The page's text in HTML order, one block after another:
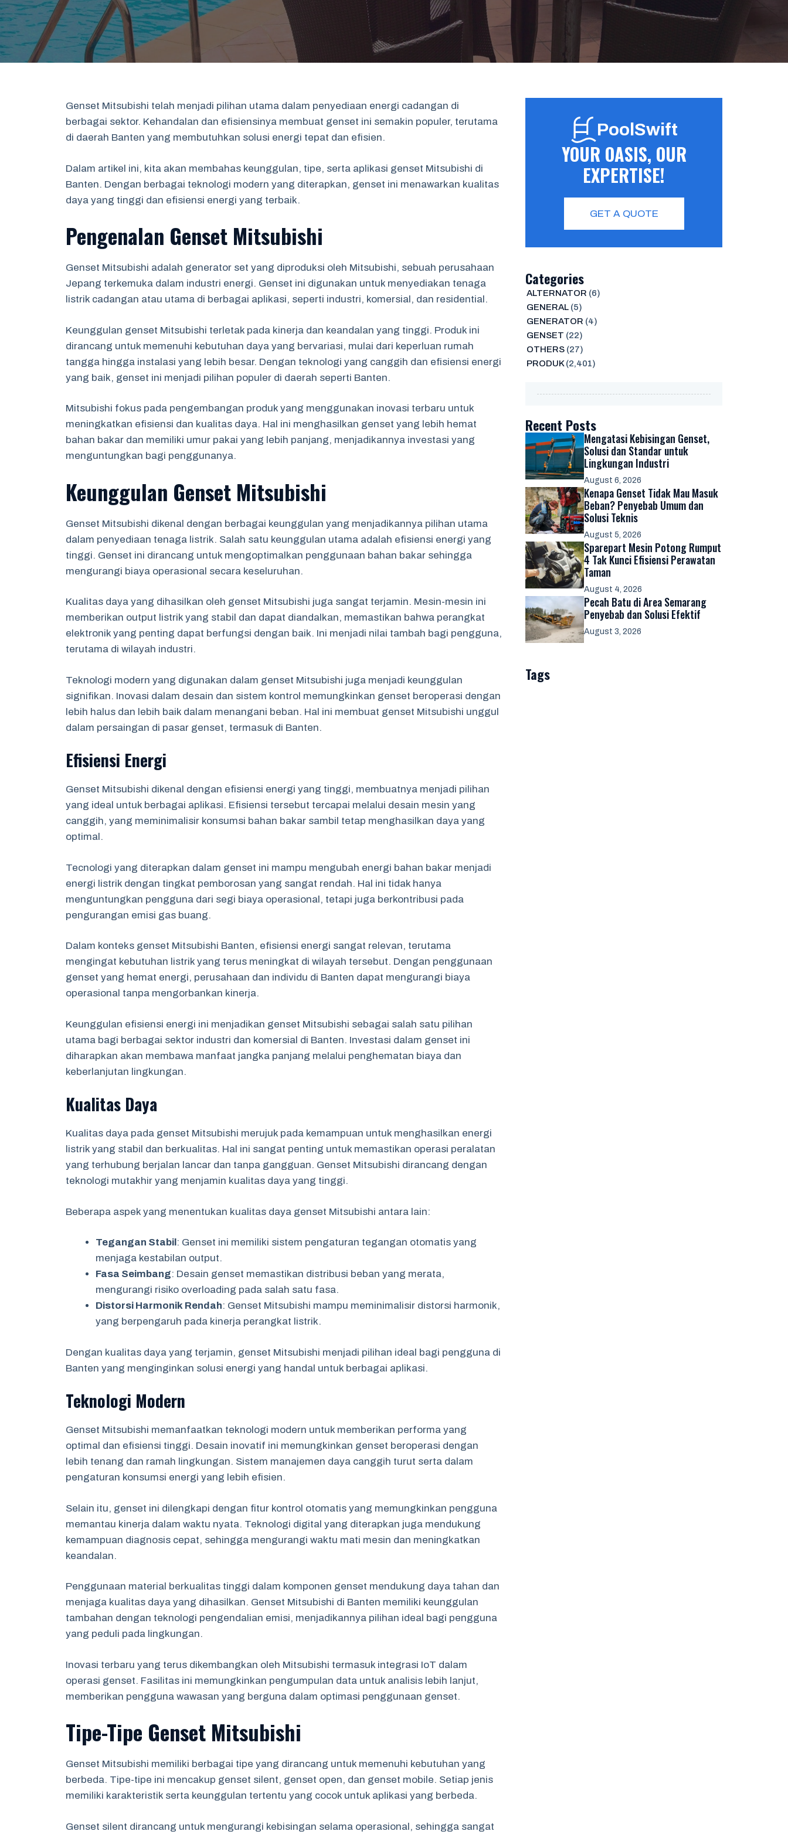
Genset Mitsubishi telah menjadi pilihan utama dalam penyediaan energi cadangan di
berbagai sektor. Kehandalan dan efisiensinya membuat genset ini semakin populer, terutama
di daerah Banten yang membutuhkan solusi energi tepat dan efisien.
Dalam artikel ini, kita akan membahas keunggulan, tipe, serta aplikasi genset Mitsubishi di
Banten. Dengan berbagai teknologi modern yang diterapkan, genset ini menawarkan kualitas
daya yang tinggi dan efisiensi energi yang terbaik.
Pengenalan Genset Mitsubishi
Genset Mitsubishi adalah generator set yang diproduksi oleh Mitsubishi, sebuah perusahaan
Jepang terkemuka dalam industri energi. Genset ini digunakan untuk menyediakan tenaga
listrik cadangan atau utama di berbagai aplikasi, seperti industri, komersial, dan residential.
Keunggulan genset Mitsubishi terletak pada kinerja dan keandalan yang tinggi. Produk ini
dirancang untuk memenuhi kebutuhan daya yang bervariasi, mulai dari keperluan rumah
tangga hingga instalasi yang lebih besar. Dengan teknologi yang canggih dan efisiensi energi
yang baik, genset ini menjadi pilihan populer di daerah seperti Banten.
Mitsubishi fokus pada pengembangan produk yang menggunakan inovasi terbaru untuk
meningkatkan efisiensi dan kualitas daya. Hal ini menghasilkan genset yang lebih hemat
bahan bakar dan memiliki umur pakai yang lebih panjang, menjadikannya investasi yang
menguntungkan bagi penggunanya.
Keunggulan Genset Mitsubishi
Genset Mitsubishi dikenal dengan berbagai keunggulan yang menjadikannya pilihan utama
dalam penyediaan tenaga listrik. Salah satu keunggulan utama adalah efisiensi energi yang
tinggi. Genset ini dirancang untuk mengoptimalkan penggunaan bahan bakar sehingga
mengurangi biaya operasional secara keseluruhan.
Kualitas daya yang dihasilkan oleh genset Mitsubishi juga sangat terjamin. Mesin-mesin ini
memberikan output listrik yang stabil dan dapat diandalkan, memastikan bahwa perangkat
elektronik yang penting dapat berfungsi dengan baik. Ini menjadi nilai tambah bagi pengguna,
terutama di wilayah industri.
Teknologi modern yang digunakan dalam genset Mitsubishi juga menjadi keunggulan
signifikan. Inovasi dalam desain dan sistem kontrol memungkinkan genset beroperasi dengan
lebih halus dan lebih baik dalam menangani beban. Hal ini membuat genset Mitsubishi unggul
dalam persaingan di pasar genset, termasuk di Banten.
Efisiensi Energi
Genset Mitsubishi dikenal dengan efisiensi energi yang tinggi, membuatnya menjadi pilihan
yang ideal untuk berbagai aplikasi. Efisiensi tersebut tercapai melalui desain mesin yang
canggih, yang meminimalisir konsumsi bahan bakar sambil tetap menghasilkan daya yang
optimal.
Tecnologi yang diterapkan dalam genset ini mampu mengubah energi bahan bakar menjadi
energi listrik dengan tingkat pemborosan yang sangat rendah. Hal ini tidak hanya
menguntungkan pengguna dari segi biaya operasional, tetapi juga berkontribusi pada
pengurangan emisi gas buang.
Dalam konteks genset Mitsubishi Banten, efisiensi energi sangat relevan, terutama
mengingat kebutuhan listrik yang terus meningkat di wilayah tersebut. Dengan penggunaan
genset yang hemat energi, perusahaan dan individu di Banten dapat mengurangi biaya
operasional tanpa mengorbankan kinerja.
Keunggulan efisiensi energi ini menjadikan genset Mitsubishi sebagai salah satu pilihan
utama bagi berbagai sektor industri dan komersial di Banten. Investasi dalam genset ini
diharapkan akan membawa manfaat jangka panjang melalui penghematan biaya dan
keberlanjutan lingkungan.
Kualitas Daya
Kualitas daya pada genset Mitsubishi merujuk pada kemampuan untuk menghasilkan energi
listrik yang stabil dan berkualitas. Hal ini sangat penting untuk memastikan operasi peralatan
yang terhubung berjalan lancar dan tanpa gangguan. Genset Mitsubishi dirancang dengan
teknologi mutakhir yang menjamin kualitas daya yang tinggi.
Beberapa aspek yang menentukan kualitas daya genset Mitsubishi antara lain:
Tegangan Stabil: Genset ini memiliki sistem pengaturan tegangan otomatis yang
menjaga kestabilan output.
Fasa Seimbang: Desain genset memastikan distribusi beban yang merata,
mengurangi risiko overloading pada salah satu fasa.
Distorsi Harmonik Rendah: Genset Mitsubishi mampu meminimalisir distorsi harmonik,
yang berpengaruh pada kinerja perangkat listrik.
Dengan kualitas daya yang terjamin, genset Mitsubishi menjadi pilihan ideal bagi pengguna di
Banten yang menginginkan solusi energi yang handal untuk berbagai aplikasi.
Teknologi Modern
Genset Mitsubishi memanfaatkan teknologi modern untuk memberikan performa yang
optimal dan efisiensi tinggi. Desain inovatif ini memungkinkan genset beroperasi dengan
lebih tenang dan ramah lingkungan. Sistem manajemen daya canggih turut serta dalam
pengaturan konsumsi energi yang lebih efisien.
Selain itu, genset ini dilengkapi dengan fitur kontrol otomatis yang memungkinkan pengguna
memantau kinerja dalam waktu nyata. Teknologi digital yang diterapkan juga mendukung
kemampuan diagnosis cepat, sehingga mengurangi waktu mati mesin dan meningkatkan
keandalan.
Penggunaan material berkualitas tinggi dalam komponen genset mendukung daya tahan dan
menjaga kualitas daya yang dihasilkan. Genset Mitsubishi di Banten memiliki keunggulan
tambahan dengan teknologi pengendalian emisi, menjadikannya pilihan ideal bagi pengguna
yang peduli pada lingkungan.
Inovasi terbaru yang terus dikembangkan oleh Mitsubishi termasuk integrasi IoT dalam
operasi genset. Fasilitas ini memungkinkan pengumpulan data untuk analisis lebih lanjut,
memberikan pengguna wawasan yang berguna dalam optimasi penggunaan genset.
Tipe-Tipe Genset Mitsubishi
Genset Mitsubishi memiliki berbagai tipe yang dirancang untuk memenuhi kebutuhan yang
berbeda. Tipe-tipe ini mencakup genset silent, genset open, dan genset mobile. Setiap jenis
memiliki karakteristik serta keunggulan tertentu yang cocok untuk aplikasi yang berbeda.
Genset silent dirancang untuk mengurangi kebisingan selama operasional, sehingga sangat
PoolSwift
YOUR OASIS, OUR
EXPERTISE!
GET A QUOTE
Categories
ALTERNATOR (6)
GENERAL(5)
GENERATOR (4)
GENSET (22)
OTHERS(27)
PRODUK(2,401)
Recent Posts
Mengatasi Kebisingan Genset,
Solusi dan Standar untuk
Lingkungan Industri
August 6, 2026
Kenapa Genset Tidak Mau Masuk
Beban? Penyebab Umum dan
Solusi Teknis
August 5, 2026
Sparepart Mesin Potong Rumput
4 Tak Kunci Efisiensi Perawatan
Taman
August 4, 2026
Pecah Batu di Area Semarang
Penyebab dan Solusi Efektif
August 3, 2026
Tags